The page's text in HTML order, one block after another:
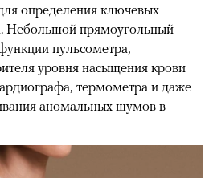
определения ключевых
Небольшой прямоугольный
пульсометра,
уровня насыщения крови
термометра и даже
аномальных шумов в